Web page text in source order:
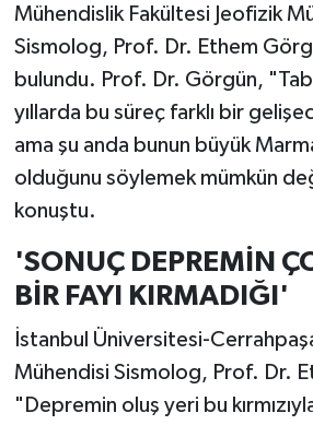
Mühendislik Fakültesi Jeofizik
Sismolog, Prof. Dr. Ethem
bulundu. Prof. Dr. Görgün,
yıllarda bu süreç farklı bir
ama şu anda bunun büyük
olduğunu söylemek mümkün
konuştu.
'SONUÇ DEPREMİN
BİR FAYI KIRMADIĞI'
İstanbul Üniversitesi-
Mühendisi Sismolog, Prof. Dr.
"Depremin oluş yeri bu